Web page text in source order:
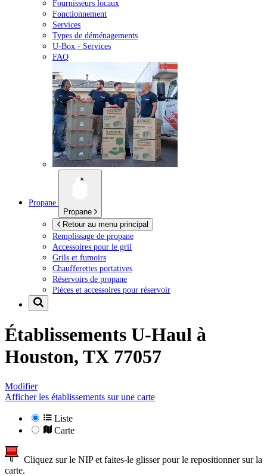
Fournisseurs locaux
Fonctionnement
Services
Types de déménagements
U-Box - Services
FAQ
Propane
Propane
Retour au menu principal
Remplissage de propane
Accessoires pour le gril
Grils et fumoirs
Chaufferettes portatives
Réservoirs de propane
Pièces et accessoires pour réservoir
Établissements U-Haul à
Houston, TX 77057
Modifier
Afficher les établissements sur une carte
Liste
Carte
Cliquez sur le NIP et faites-le glisser pour le repositionner sur la
carte.